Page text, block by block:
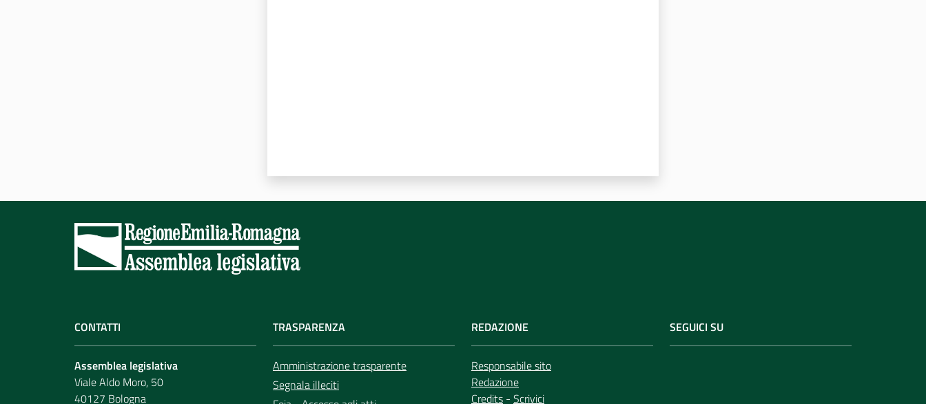
CONTATTI
Assemblea legislativa
Viale Aldo Moro, 50
40127 Bologna
TRASPARENZA
Amministrazione trasparente
Segnala illeciti
REDAZIONE
Responsabile sito
Redazione
Credits - Scrivici
SEGUICI SU